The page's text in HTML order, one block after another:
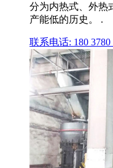
分为内热式、外热
产能低的历史。 .
联系电话: 180 3780